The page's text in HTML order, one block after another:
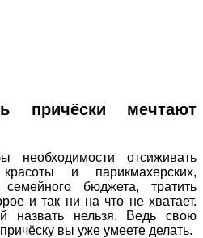
причёски мечтают
необходимости отсиживать
и парикмахерских,
бюджета, тратить
и так ни на что не хватает.
назвать нельзя. Ведь свою
вы уже умеете делать.